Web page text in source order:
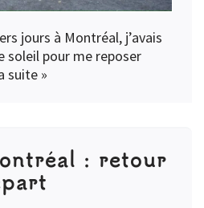
jours à Montréal, j’avais
soleil pour me reposer
suite »
: retour